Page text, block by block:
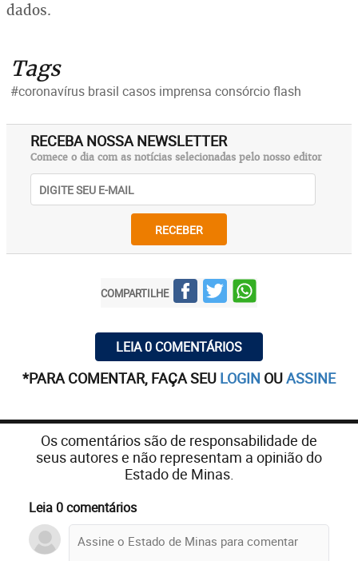
dados.
Tags
#coronavírus brasil casos imprensa consórcio flash
RECEBA NOSSA NEWSLETTER
Comece o dia com as notícias selecionadas pelo nosso editor
RECEBER
COMPARTILHE
LEIA 0 COMENTÁRIOS
*PARA COMENTAR, FAÇA SEU LOGIN OUASSINE
Os comentários são de responsabilidade de
seus autores e não representam a opinião do
Estado de Minas.
Leia 0 comentários